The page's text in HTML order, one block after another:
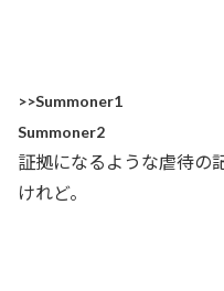
>>Summoner1
Summoner2
証拠になるような虐待の
けれど。